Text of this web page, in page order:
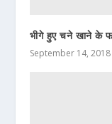
भीगे हुए चने खाने के
September 14, 2018